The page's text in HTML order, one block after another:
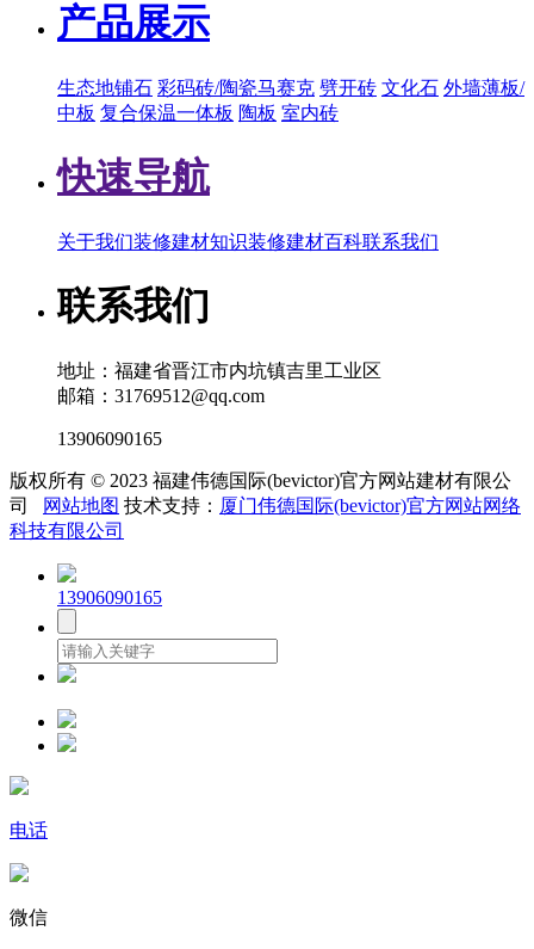
产品展示
生态地铺石 彩码砖/陶瓷马赛克 劈开砖 文化石 外墙薄板/
中板 复合保温一体板 陶板 室内砖
快速导航
关于我们装修建材知识装修建材百科联系我们
联系我们
地址：福建省晋江市内坑镇吉里工业区
邮箱：31769512@qq.com
13906090165
版权所有 © 2023 福建伟德国际(bevictor)官方网站建材有限公
司
网站地图 技术支持： 厦门伟德国际(bevictor)官方网站网络
科技有限公司
13906090165
电话
微信